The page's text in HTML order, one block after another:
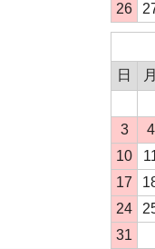
26
日
月
3
4
10
17
24
31